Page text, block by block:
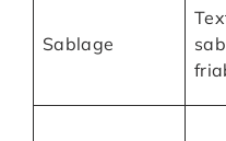
Sablage